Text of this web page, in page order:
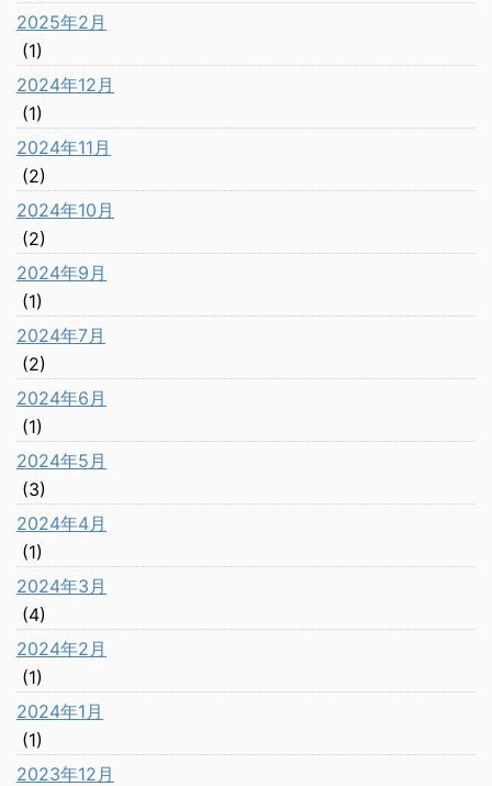
2025年2月
(1)
2024年12月
(1)
2024年11月
(2)
2024年10月
(2)
2024年9月
(1)
2024年7月
(2)
2024年6月
(1)
2024年5月
(3)
2024年4月
(1)
2024年3月
(4)
2024年2月
(1)
2024年1月
(1)
2023年12月